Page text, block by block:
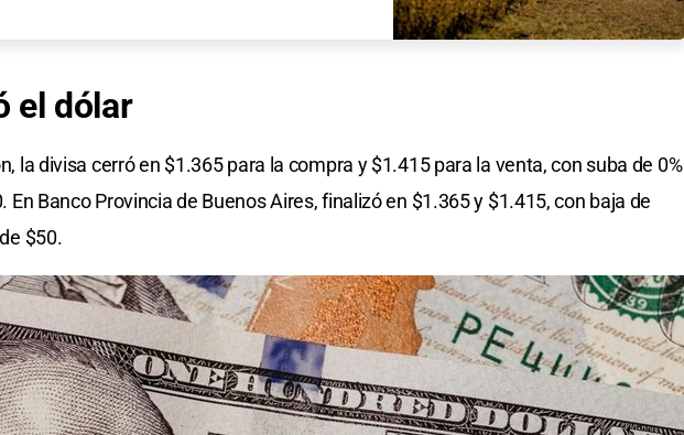
el dólar
la divisa cerró en $1.365 para la compra y $1.415 para la venta, con suba de 0%
En Banco Provincia de Buenos Aires, finalizó en $1.365 y $1.415, con baja de
$50.